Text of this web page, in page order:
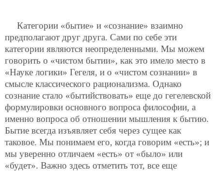
Категории «бытие» и «сознание» взаимно
предполагают друг друга. Сами по себе эти
категории являются неопределенными. Мы можем
говорить о «чистом бытии», как это имело место в
«Науке логики» Гегеля, и о «чистом сознании» в
смысле классического рационализма. Однако
сознание стало «бытийствовать» еще до гегелевской
формулировки основного вопроса философии, а
именно вопроса об отношении мышления к бытию.
Бытие всегда изъявляет себя через сущее как
таковое. Мы понимаем его, когда говорим «есть»; и
мы уверенно отличаем «есть» от «было» или
«будет». Важно здесь отметить тот, все еще